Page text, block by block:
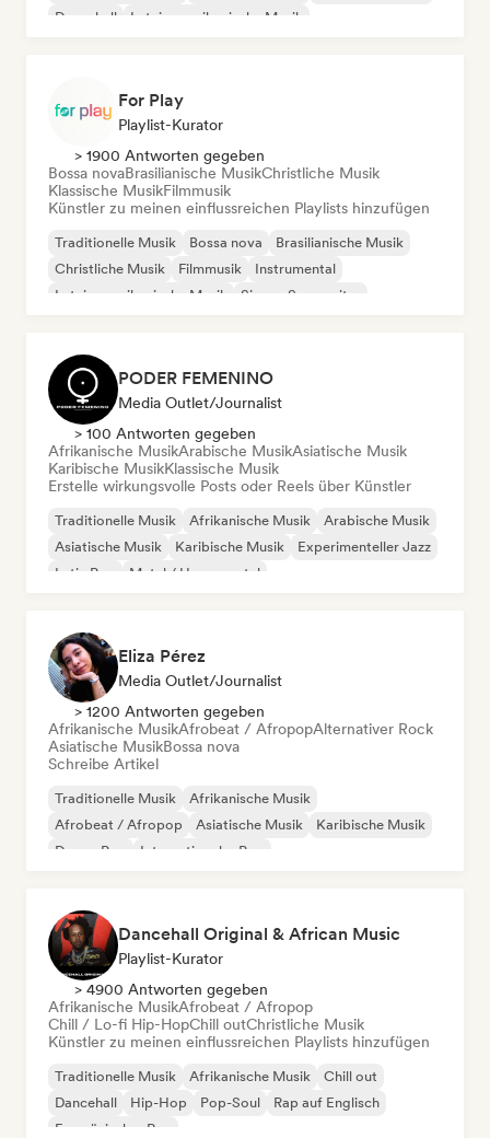
Dancehall
Lateinamerikanische Musik
For Play
Playlist-Kurator
> 1900 Antworten gegeben
Bossa novaBrasilianische MusikChristliche Musik
Klassische MusikFilmmusik
Künstler zu meinen einflussreichen Playlists hinzufügen
Traditionelle Musik Bossa nova
Brasilianische Musik
Christliche Musik
Filmmusik
Instrumental
Lateinamerikanische Musik
Singer-Songwriter
PODER FEMENINO
Media Outlet/Journalist
> 100 Antworten gegeben
Afrikanische MusikArabische MusikAsiatische Musik
Karibische MusikKlassische Musik
Erstelle wirkungsvolle Posts oder Reels über Künstler
Traditionelle Musik Afrikanische Musik
Arabische Musik
Asiatische Musik
Karibische Musik
Experimenteller Jazz
Latin Pop
Metal / Heavy metal
Eliza Pérez
Media Outlet/Journalist
> 1200 Antworten gegeben
Afrikanische MusikAfrobeat / AfropopAlternativer Rock
Asiatische MusikBossa nova
Schreibe Artikel
Traditionelle Musik
Afrikanische Musik
Afrobeat / Afropop
Asiatische Musik
Karibische Musik
Dream Pop
Internationaler Pop
Dancehall Original & African Music
Playlist-Kurator
> 4900 Antworten gegeben
Afrikanische MusikAfrobeat / Afropop
Chill / Lo-fi Hip-HopChill outChristliche Musik
Künstler zu meinen einflussreichen Playlists hinzufügen
Traditionelle Musik Afrikanische Musik
Chill out
Dancehall
Hip-Hop Pop-Soul
Rap auf Englisch
Französischer Rap